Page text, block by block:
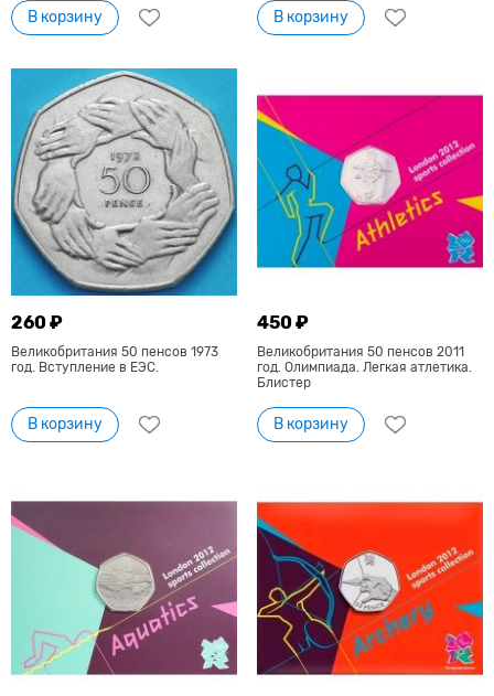
В корзину В корзину
260 ₽
Великобритания 50 пенсов 1973
год. Вступление в ЕЭС.
В корзину
450 ₽
Великобритания 50 пенсов 2011
год. Олимпиада. Легкая атлетика.
Блистер
В корзину